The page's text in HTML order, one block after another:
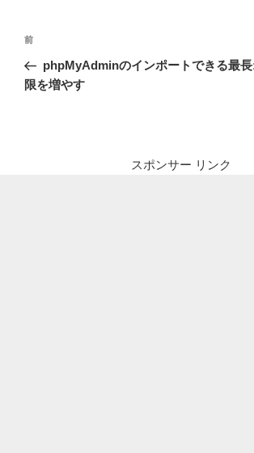
投
ナ
前
の
投
前
phpMyAdminのインポートできる最
限を増やす
スポンサー リンク